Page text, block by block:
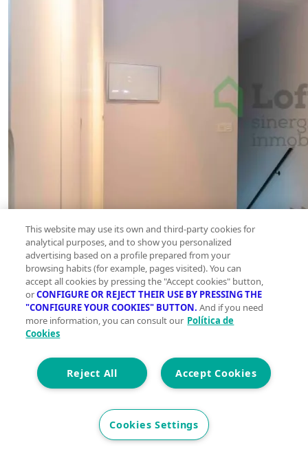
This website may use its own and third-party cookies for
analytical purposes, and to show you personalized
advertising based on a profile prepared from your
browsing habits (for example, pages visited). You can
accept all cookies by pressing the "Accept cookies" button,
orCONFIGURE OR REJECT THEIR USE BY PRESSING THE
"CONFIGURE YOUR COOKIES" BUTTON. And if you need
more information, you can consult our Política de
Cookies
Accept Cookies
Reject All
Cookies Settings